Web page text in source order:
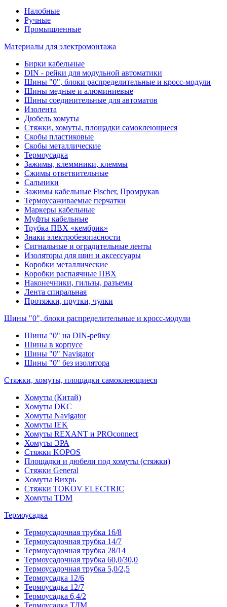
Налобные
Ручные
Промышленные
Материалы для электромонтажа
Бирки кабельные
DIN - рейки для модульной автоматики
Шины "0", блоки распределительные и кросс-модули
Шины медные и алюминиевые
Шины соединительные для автоматов
Изолента
Дюбель хомуты
Стяжки, хомуты, площадки самоклеющиеся
Скобы пластиковые
Скобы металлические
Термоусадка
Зажимы, клеммники, клеммы
Сжимы ответвительные
Сальники
Зажимы кабельные Fischer, Промрукав
Термоусаживаемые перчатки
Маркеры кабельные
Муфты кабельные
Трубка ПВХ «кембрик»
Знаки электробезопасности
Сигнальные и оградительные ленты
Изоляторы для шин и аксессуары
Коробки металлические
Коробки распаячные ПВХ
Наконечники, гильзы, разъемы
Лента спиральная
Протяжки, прутки, чулки
Шины "0", блоки распределительные и кросс-модули
Шины "0" на DIN-рейку
Шины в корпусе
Шины "0" Navigator
Шины "0" без изолятора
Стяжки, хомуты, площадки самоклеющиеся
Хомуты (Китай)
Хомуты DKC
Хомуты Navigator
Хомуты IEK
Хомуты REXANT и PROconnect
Хомуты ЭРА
Стяжки KOPOS
Площадки и дюбели под хомуты (стяжки)
Стяжки General
Хомуты Вихрь
Стяжки TOKOV ELECTRIC
Хомуты TDM
Термоусадка
Термоусадочная трубка 16/8
Термоусадочная трубка 14/7
Термоусадочная трубка 28/14
Термоусадочная трубка 60,0/30,0
Термоусадочная трубка 5,0/2,5
Термоусадка 12/6
Термоусадка 12/7
Термоусадка 6,4/2
Термоусадка ТДМ